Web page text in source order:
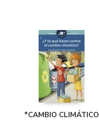
*CAMBIO CLIMÁTICO